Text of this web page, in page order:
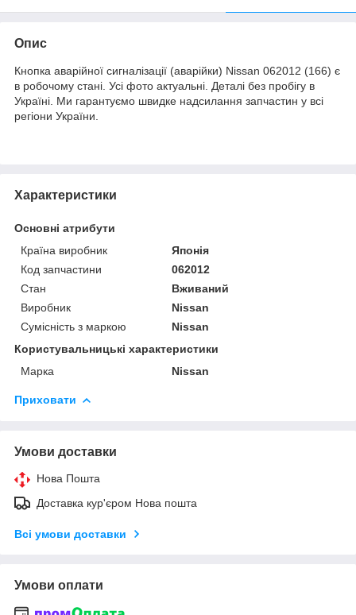
Опис
Кнопка аварійної сигналізації (аварійки) Nissan 062012 (166) є
в робочому стані. Усі фото актуальні. Деталі без пробігу в
Україні. Ми гарантуємо швидке надсилання запчастин у всі
регіони України.
Характеристики
Основні атрибути
Країна виробник
Японія
Код запчастини
062012
Стан
Вживаний
Виробник
Nissan
Сумісність з маркою
Nissan
Користувальницькі характеристики
Марка
Nissan
Приховати
Умови доставки
Нова Пошта
Доставка кур'єром Нова пошта
Всі умови доставки
Умови оплати